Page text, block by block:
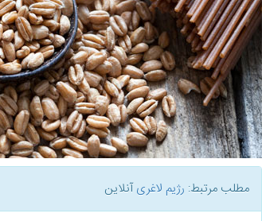
مطلب مرتبط: رژیم لاغریآنلاین